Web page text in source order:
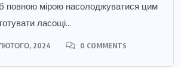
повною мірою насолоджуватися цим
ласощі...
2024 0 COMMENTS